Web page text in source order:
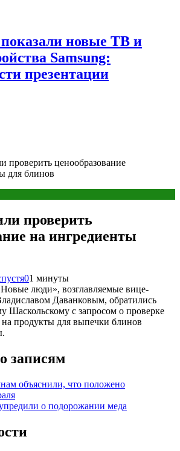
новые ТВ и
Samsung:
презентации
проверить ценообразование
для блинов
проверить
на ингредиенты
01 минуты
люди», возглавляемые вице-
Даванковым, обратились
Шаскольскому с запросом о проверке
продукты для выпечки блинов
записям
объяснили, что положено
о подорожании меда